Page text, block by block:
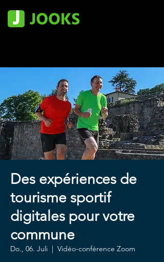
Des expériences de
tourisme sportif
digitales pour votre
commune
Do., 06. Juli
  |
Vidéo-conférence Zoom